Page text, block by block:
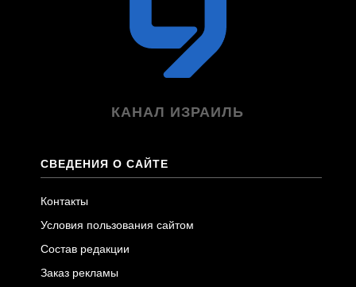
КАНАЛ ИЗРАИЛЬ
СВЕДЕНИЯ О САЙТЕ
Контакты
Условия пользования сайтом
Состав редакции
Заказ рекламы